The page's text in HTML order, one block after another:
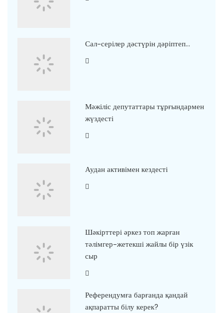
Сал-серілер дәстүрін дәріптеп…
Мәжіліс депутаттары тұрғындармен
жүздесті
Аудан активімен кездесті
Шәкірттері әркез топ жарған
тәлімгер-жетекші жайлы бір үзік
сыр
Референдумға барғанда қандай
ақпаратты білу керек?